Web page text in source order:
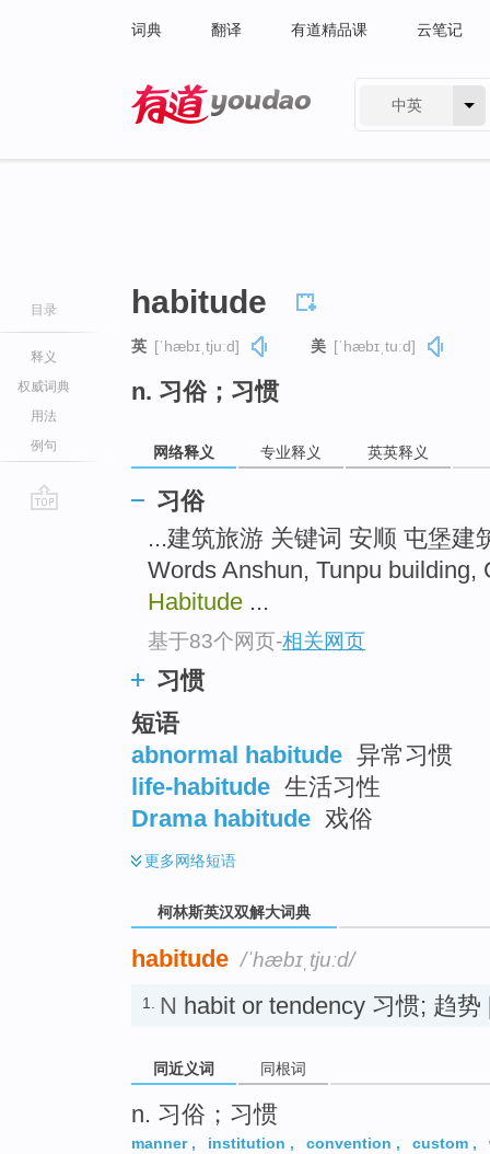
词典 翻译 有道精品课 云笔记
中英
目录
释义
权威词典
用法
例句
habitude
英 [ˈhæbɪˌtjuːd] 美 [ˈhæbɪˌtuːd]
n. 习俗；习惯
网络释义 专业释义 英英释义
习俗
...建筑旅游 关键词 安顺 屯堡建
Words Anshun, Tunpu building,
Habitude ...
基于83个网页-相关网页
习惯
短语
abnormal habitude 异常习惯
life-habitude 生活习性
Drama habitude 戏俗
更多网络短语
柯林斯英汉双解大词典
habitude /ˈhæbɪˌtjuːd/
1. N habit or tendency 习惯; 趋势
同近义词 同根词
n. 习俗；习惯
manner, institution , convention , custom ,